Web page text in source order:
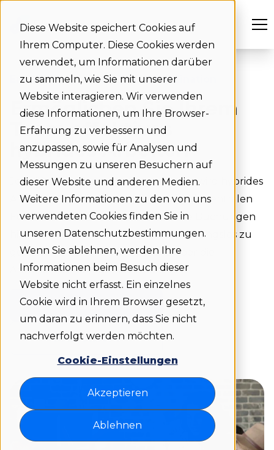
Diese Website speichert Cookies auf
Ihrem Computer. Diese Cookies werden
verwendet, um Informationen darüber
zu sammeln, wie Sie mit unserer
Website interagieren. Wir verwenden
diese Informationen, um Ihre Browser-
Erfahrung zu verbessern und
anzupassen, sowie für Analysen und
Messungen zu unseren Besuchern auf
dieser Website und anderen Medien.
Weitere Informationen zu den von uns
verwendeten Cookies finden Sie in
unseren Datenschutzbestimmungen.
Wenn Sie ablehnen, werden Ihre
Informationen beim Besuch dieser
Website nicht erfasst. Ein einzelnes
Cookie wird in Ihrem Browser gesetzt,
um daran zu erinnern, dass Sie nicht
nachverfolgt werden möchten.
Cookie-Einstellungen
Akzeptieren
Ablehnen
Erweiterte Tools für Teamkoordination
Ermöglichen Sie Ihrem
Team effektives
hybrides Arbeiten
Je größer das Team, desto komplexer wird hybrides
Arbeiten. Flexwhere Standard stellt die zentralen
Funktionen bereit, um über einfache Buchungen
hinauszugehen, Zusammenarbeit reibungslos zu
gestalten und volle Transparenz über die
Anwesenheit im Büro zu schaffen.
Demo vereinbaren
Jetzt starten